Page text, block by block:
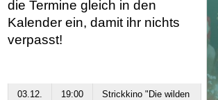
die Termine gleich in den
Kalender ein, damit ihr nichts
verpasst!
03.12. 19:00
Strickkino "Die wilden